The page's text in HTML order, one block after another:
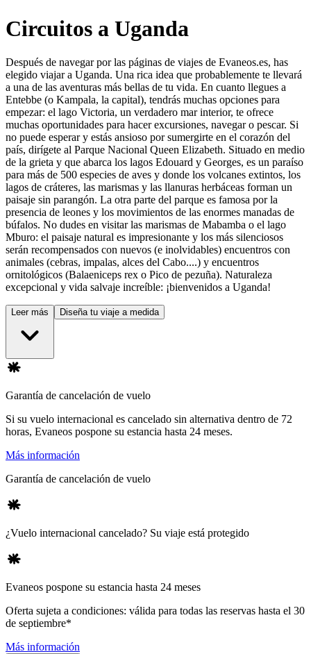
Circuitos a Uganda
Después de navegar por las páginas de viajes de Evaneos.es, has
elegido viajar a Uganda. Una rica idea que probablemente te llevará
a una de las aventuras más bellas de tu vida. En cuanto llegues a
Entebbe (o Kampala, la capital), tendrás muchas opciones para
empezar: el lago Victoria, un verdadero mar interior, te ofrece
muchas oportunidades para hacer excursiones, navegar o pescar. Si
no puede esperar y estás ansioso por sumergirte en el corazón del
país, dirígete al Parque Nacional Queen Elizabeth. Situado en medio
de la grieta y que abarca los lagos Edouard y Georges, es un paraíso
para más de 500 especies de aves y donde los volcanes extintos, los
lagos de cráteres, las marismas y las llanuras herbáceas forman un
paisaje sin parangón. La otra parte del parque es famosa por la
presencia de leones y los movimientos de las enormes manadas de
búfalos. No dudes en visitar las marismas de Mabamba o el lago
Mburo: el paisaje natural es impresionante y los más silenciosos
serán recompensados con nuevos (e inolvidables) encuentros con
animales (cebras, impalas, alces del Cabo....) y encuentros
ornitológicos (Balaeniceps rex o Pico de pezuña). Naturaleza
excepcional y vida salvaje increíble: ¡bienvenidos a Uganda!
Leer más Diseña tu viaje a medida
Garantía de cancelación de vuelo
Si su vuelo internacional es cancelado sin alternativa dentro de 72
horas, Evaneos pospone su estancia hasta 24 meses.
Más información
Garantía de cancelación de vuelo
¿Vuelo internacional cancelado? Su viaje está protegido
Evaneos pospone su estancia hasta 24 meses
Oferta sujeta a condiciones: válida para todas las reservas hasta el 30
de septiembre*
Más información